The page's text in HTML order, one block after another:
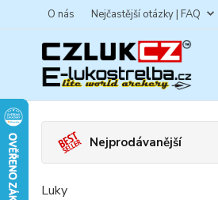
O nás Nejčastější otázky | FAQ
Nejprodávanější
Luky